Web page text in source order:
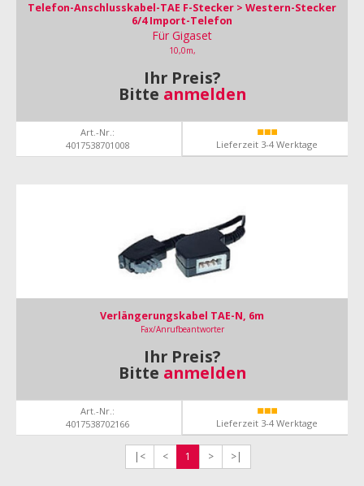
Telefon-Anschlusskabel-TAE F-Stecker > Western-Stecker
6/4 Import-Telefon
Für Gigaset
10,0m,
Ihr Preis?
Bitte anmelden
Art.-Nr.:
4017538701008
Lieferzeit 3-4 Werktage
Verlängerungskabel TAE-N, 6m
Fax/Anrufbeantworter
Ihr Preis?
Bitte anmelden
Art.-Nr.:
4017538702166
Lieferzeit 3-4 Werktage
|< < 1 > >|